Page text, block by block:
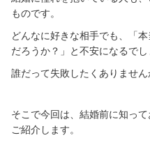
ものです。
どんなに好きな相手でも、「
だろうか？」と不安になるでし
誰だって失敗したくありません
そこで今回は、結婚前に知っ
ご紹介します。